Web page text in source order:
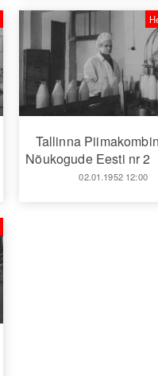
Tallinna
Nõukogude Eesti nr 2
02.01.1952 12:00